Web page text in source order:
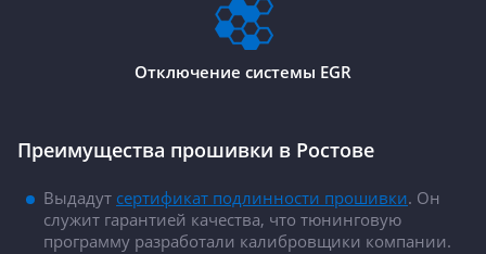
Отключение системы EGR
Преимущества прошивки в Ростове
Выдадут сертификат подлинности прошивки. Он
служит гарантией качества, что тюнинговую
программу разработали калибровщики компании.